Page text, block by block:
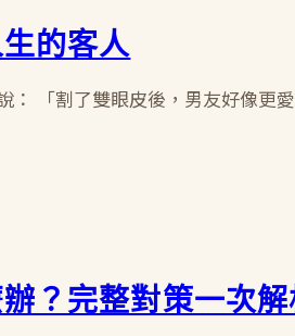
的客人
： 「割了雙眼皮後，男友好像更
？完整對策一次解